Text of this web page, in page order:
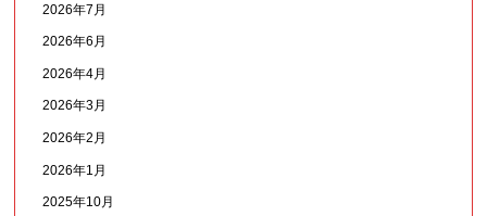
2026年7月
2026年6月
2026年4月
2026年3月
2026年2月
2026年1月
2025年10月